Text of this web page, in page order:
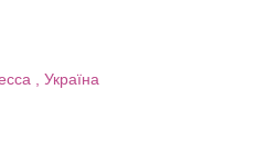
, Україна